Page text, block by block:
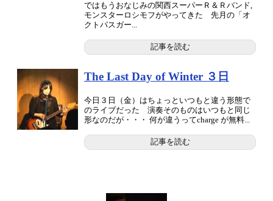
ではもうおなじみの関西スーパーＲ＆Ｒバンド,
モンスターロシモフがやってきた 先月の「オ
クトパスガー...
記事を読む
The Last Day of Winter ３日
今日３日（金）はちょっといつもと違う形態で
のライブだった 演奏そのものはいつもと同じ
形なのだが・・・ 何が違うってcharge が無料...
記事を読む